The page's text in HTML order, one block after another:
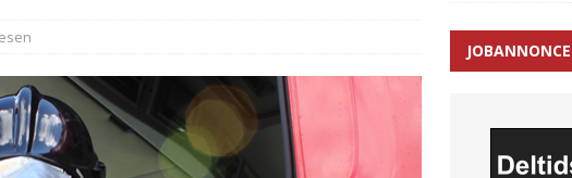
JOBANNONCE